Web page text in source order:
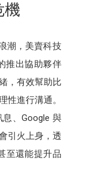
機
潮，美賣科技
推出協助夥伴
，有效幫助比
性進行溝通。
、Google 與
引火上身，透
至還能提升品